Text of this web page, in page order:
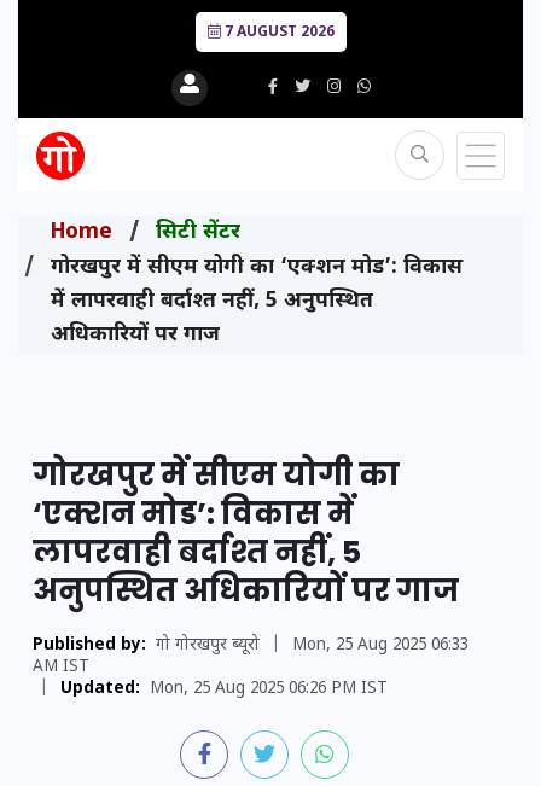
7 AUGUST 2026
Home
सिटी सेंटर
गोरखपुर में सीएम योगी का ‘एक्शन मोड’: विकास
में लापरवाही बर्दाश्त नहीं, 5 अनुपस्थित
अधिकारियों पर गाज
गोरखपुर में सीएम योगी का
‘एक्शन मोड’: विकास में
लापरवाही बर्दाश्त नहीं, 5
अनुपस्थित अधिकारियों पर गाज
Published by: गो गोरखपुर ब्यूरो
Mon, 25 Aug 2025 06:33
AM IST
Updated: Mon, 25 Aug 2025 06:26 PM IST